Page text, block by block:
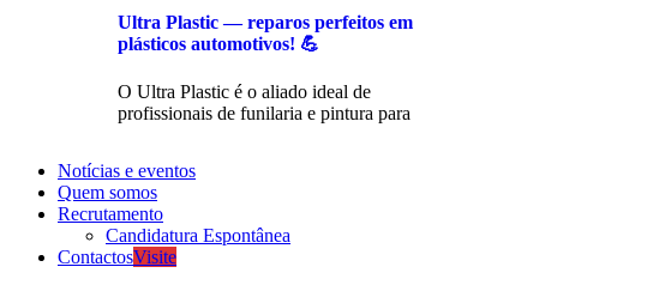
Ultra Plastic — reparos perfeitos em
plásticos automotivos! 💪
O Ultra Plastic é o aliado ideal de
profissionais de funilaria e pintura para
Notícias e eventos
Quem somos
Recrutamento
Candidatura Espontânea
ContactosVisite